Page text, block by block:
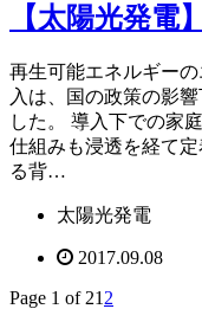
【太陽光発
再生可能エネルギー
入は、国の政策の影
した。 導入下での家
仕組みも浸透を経て
る背…
太陽光発電
2017.09.08
Page 1 of 21 2